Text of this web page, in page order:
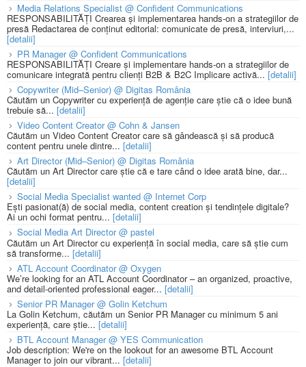
Media Relations Specialist @ Confident Communications
RESPONSABILITĂȚI Crearea și implementarea hands-on a strategiilor de
presă Redactarea de conținut editorial: comunicate de presă, interviuri,...
[detalii]
PR Manager @ Confident Communications
RESPONSABILITĂȚI Creare și implementare hands-on a strategiilor de
comunicare integrată pentru clienți B2B & B2C Implicare activă... [detalii]
Copywriter (Mid–Senior) @ Digitas România
Căutăm un Copywriter cu experiență de agenție care știe că o idee bună
trebuie să... [detalii]
Video Content Creator @ Cohn & Jansen
Căutăm un Video Content Creator care să gândească și să producă
content pentru unele dintre... [detalii]
Art Director (Mid–Senior) @ Digitas România
Căutăm un Art Director care știe că e tare când o idee arată bine, dar...
[detalii]
Social Media Specialist wanted @ Internet Corp
Ești pasionat(ă) de social media, content creation și tendințele digitale?
Ai un ochi format pentru... [detalii]
Social Media Art Director @ pastel
Căutăm un Art Director cu experiență în social media, care să știe cum
să transforme... [detalii]
ATL Account Coordinator @ Oxygen
We’re looking for an ATL Account Coordinator – an organized, proactive,
and detail-oriented professional eager... [detalii]
Senior PR Manager @ Golin Ketchum
La Golin Ketchum, căutăm un Senior PR Manager cu minimum 5 ani
experiență, care știe... [detalii]
BTL Account Manager @ YES Communication
Job description: We're on the lookout for an awesome BTL Account
Manager to join our vibrant... [detalii]